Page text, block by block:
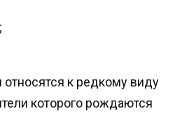
к редкому виду
которого рождаются